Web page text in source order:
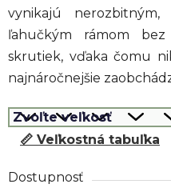
vynikajú
ľahučkým rámom
skrutiek, vďaka čomu
najnáročnejšie
📏 Veľkostná tabuľka
Dostupnosť